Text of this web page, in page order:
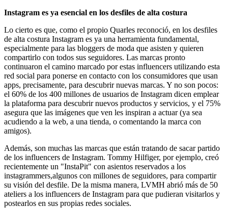
Instagram es ya esencial en los desfiles de alta costura
Lo cierto es que, como el propio Quarles reconoció, en los desfiles
de alta costura Instagram es ya una herramienta fundamental,
especialmente para las bloggers de moda que asisten y quieren
compartirlo con todos sus seguidores. Las marcas pronto
continuaron el camino marcado por estas influencers utilizando esta
red social para ponerse en contacto con los consumidores que usan
apps, precisamente, para descubrir nuevas marcas. Y no son pocos:
el 60% de los 400 millones de usuarios de Instagram dicen emplear
la plataforma para descubrir nuevos productos y servicios, y el 75%
asegura que las imágenes que ven les inspiran a actuar (ya sea
acudiendo a la web, a una tienda, o comentando la marca con
amigos).
Además, son muchas las marcas que están tratando de sacar partido
de los influencers de Instagram. Tommy Hilfiger, por ejemplo, creó
recientemente un "InstaPit" con asientos reservados a los
instagrammers,algunos con millones de seguidores, para compartir
su visión del desfile. De la misma manera, LVMH abrió más de 50
ateliers a los influencers de Instagram para que pudieran visitarlos y
postearlos en sus propias redes sociales.